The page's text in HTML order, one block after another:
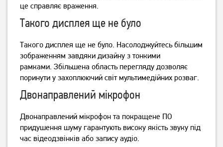
це справляє враження.
Такого дисплея ще не було
Такого дисплея ще не було. Насолоджуйтесь більшим
зображенням завдяки дизайну з тонкими
рамками. Збільшена область перегляду дозволяє
поринути у захоплюючий світ мультимедійних розваг.
Двонаправлений мікрофон
Двонаправлений мікрофон та покращене ПО
придушення шуму гарантують високу якість звуку під
час відеодзвінків або запису аудіо.